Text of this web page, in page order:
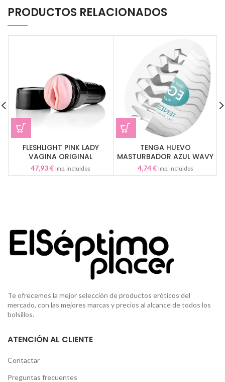
PRODUCTOS RELACIONADOS
FLESHLIGHT PINK LADY
VAGINA ORIGINAL
47,93€ Imp. incluidos
TENGA HUEVO
MASTURBADOR AZUL WAVY
4,74€ Imp. incluidos
Te ofrecemos la mejor selección de productos eróticos del
mercado, con las mejores marcas y precios al alcance de todos los
bolsillos.
ATENCIÓN AL CLIENTE
Contactar
Preguntas frecuentes